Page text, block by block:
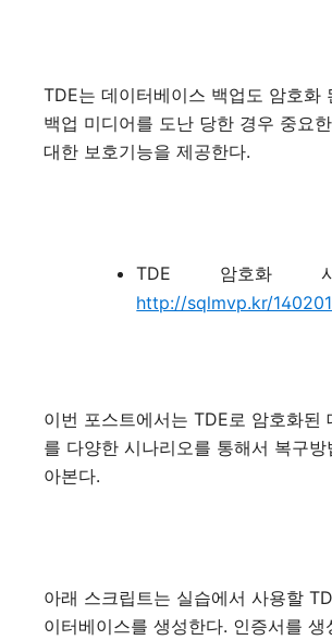
TDE는 데이터베이스 백업도 암호화
백업 미디어를 도난 당한 경우 중요
대한 보호기능을 제공한다.
TDE 암호화
http://sqlmvp.kr/
이번 포스트에서는 TDE로 암호화된
를 다양한 시나리오를 통해서 복구
아본다.
아래 스크립트는 실습에서 사용할
이터베이스를 생성한다. 인증서를 생